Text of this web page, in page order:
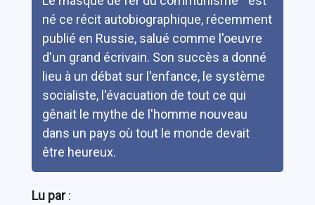
né ce récit autobiographique, récemment
publié en Russie, salué comme l'oeuvre
d'un grand écrivain. Son succès a donné
lieu à un débat sur l'enfance, le système
socialiste, l'évacuation de tout ce qui
gênait le mythe de l'homme nouveau
dans un pays où tout le monde devait
être heureux.
Lu par: